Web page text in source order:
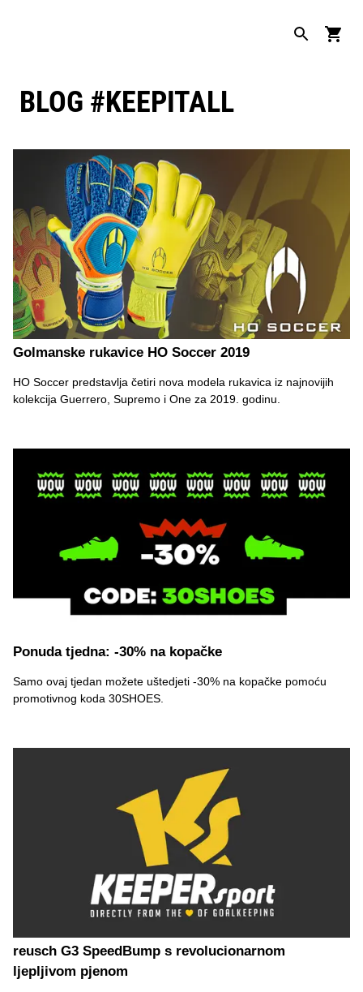
BLOG #KEEPITALL
Golmanske rukavice HO Soccer 2019
HO Soccer predstavlja četiri nova modela rukavica iz najnovijih
kolekcija Guerrero, Supremo i One za 2019. godinu.
Ponuda tjedna: -30% na kopačke
Samo ovaj tjedan možete uštedjeti -30% na kopačke pomoću
promotivnog koda 30SHOES.
reusch G3 SpeedBump s revolucionarnom
ljepljivom pjenom